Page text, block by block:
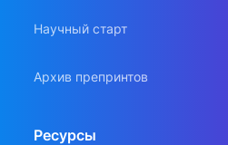
Научный старт
Архив препринтов
Ресурсы